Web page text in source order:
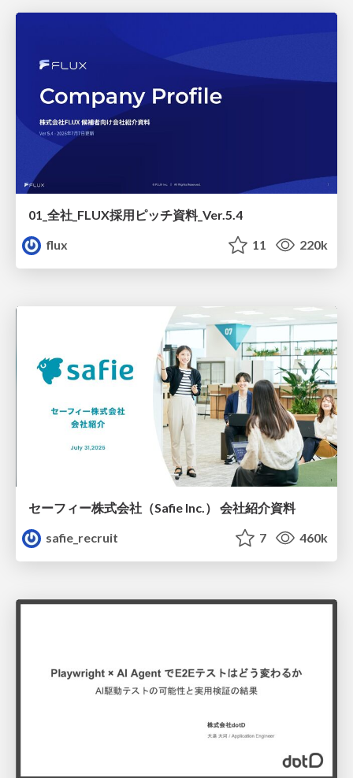
01_全社_FLUX採用ピッチ資料_Ver.5.4
flux
11 220k
セーフィー株式会社（Safie Inc.） 会社紹介資料
safie_recruit
7 460k